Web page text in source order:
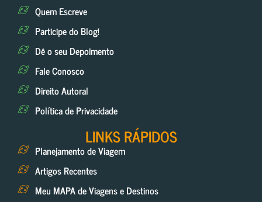
Quem Escreve
Participe do Blog!
Dê o seu Depoimento
Fale Conosco
Direito Autoral
Política de Privacidade
LINKS RÁPIDOS
Planejamento de Viagem
Artigos Recentes
Meu MAPA de Viagens e Destinos